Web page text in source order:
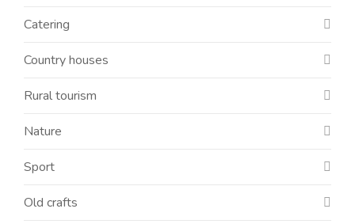
Catering
Country houses
Rural tourism
Nature
Sport
Old crafts